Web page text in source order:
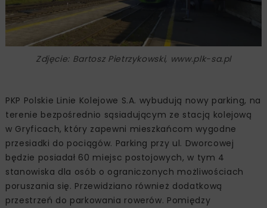
Zdjęcie: Bartosz Pietrzykowski, www.plk-sa.pl
PKP Polskie Linie Kolejowe S.A. wybudują nowy parking, na
terenie bezpośrednio sąsiadującym ze stacją kolejową
w Gryficach, który zapewni mieszkańcom wygodne
przesiadki do pociągów. Parking przy ul. Dworcowej
będzie posiadał 60 miejsc postojowych, w tym 4
stanowiska dla osób o ograniczonych możliwościach
poruszania się. Przewidziano również dodatkową
przestrzeń do parkowania rowerów. Pomiędzy